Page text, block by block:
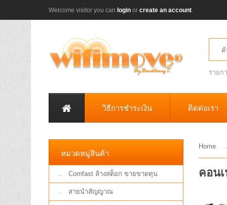
Welcome visitor you can login or create an account.
รายก
วิธีการชำระเงิน ติดต่อเรา
หมวดหมู่สินค้า
Comfast ล้างสต็อก ขายขาดทุน
สายนำสัญญาณ
Home
คอนเ